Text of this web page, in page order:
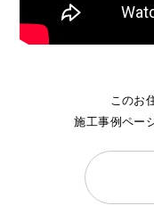
このお
施工事例ペー